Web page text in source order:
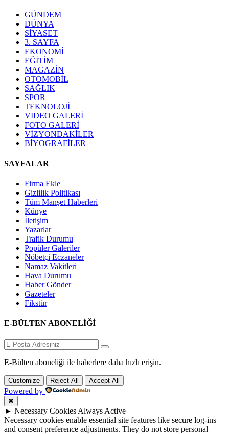
GÜNDEM
DÜNYA
SİYASET
3. SAYFA
EKONOMİ
EĞİTİM
MAGAZİN
OTOMOBİL
SAĞLIK
SPOR
TEKNOLOJİ
VIDEO GALERİ
FOTO GALERİ
VİZYONDAKİLER
BİYOGRAFİLER
SAYFALAR
Firma Ekle
Gizlilik Politikası
Tüm Manşet Haberleri
Künye
İletişim
Yazarlar
Trafik Durumu
Popüler Galeriler
Nöbetçi Eczaneler
Namaz Vakitleri
Hava Durumu
Haber Gönder
Gazeteler
Fikstür
E-BÜLTEN ABONELİĞİ
E-Bülten aboneliği ile haberlere daha hızlı erişin.
Customize Reject All Accept All
Powered by
✖
► Necessary Cookies Always Active
Necessary cookies enable essential site features like secure log-ins
and consent preference adjustments. They do not store personal